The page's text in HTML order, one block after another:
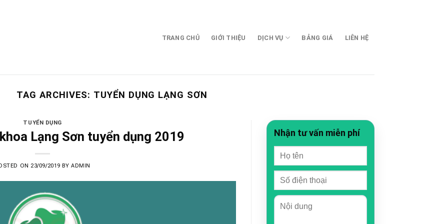
TRANG CHỦ GIỚI THIỆU DỊCH VỤ BẢNG GIÁ LIÊN HỆ
TAG ARCHIVES: TUYỂN DỤNG LẠNG SƠN
TUYỂN DỤNG
Lạng Sơn tuyển dụng 2019
ON 23/09/2019 BYADMIN
Nhận tư vấn miễn phí